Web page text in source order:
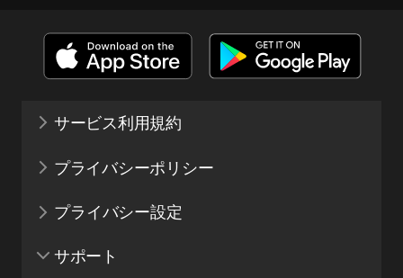
サービス利用規約
プライバシーポリシー
プライバシー設定
サポート